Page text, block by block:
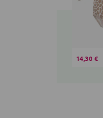
14,30 €